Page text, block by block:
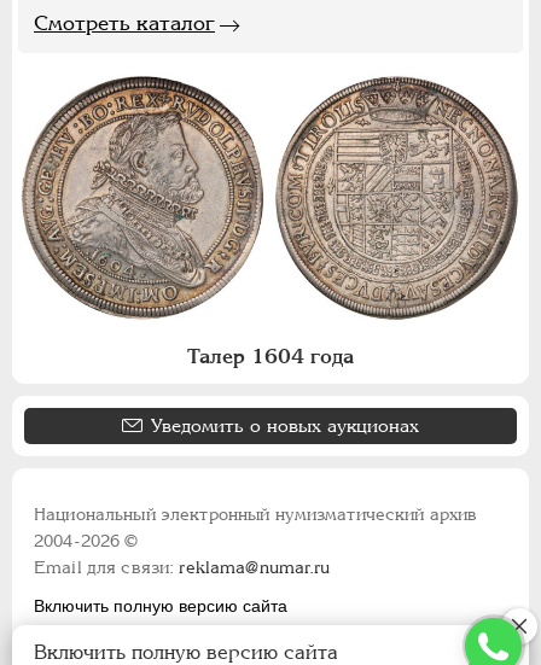
Смотреть каталог
Талер 1604 года
Уведомить о новых аукционах
Национальный электронный нумизматический архив
2004-2026 ©
Email для связи:reklama@numar.ru
Включить полную версию сайта
Включить полную версию сайта